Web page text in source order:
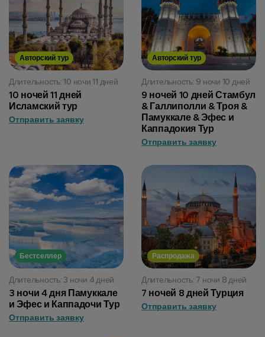
Авторский тур
Длительность: 10 ночи 11 дней
10 ночей 11 дней
Исламский тур
Отправить заявку
Авторский тур
Длительность: 9 ночи 10 дней
9 ночей 10 дней Стамбул
& Галлиполли & Троя &
Памуккале & Эфес и
Каппадокия Тур
Отправить заявку
Бестселлер
Длительность: 3 ночи 4 дней
3 ночи 4 дня Памуккале
и Эфес и Каппадочи Тур
Отправить заявку
Распродажа
Длительность: 7 ночи 8 дней
7 ночей 8 дней Турция
Отправить заявку